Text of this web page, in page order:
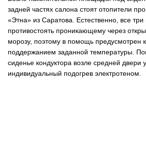
задней частях салона стоят отопители
«Этна» из Саратова. Естественно, все три
противостоять проникающему через
морозу, поэтому в помощь предусмотрен
поддержанием заданной температуры.
сиденье кондуктора возле средней двери
индивидуальный подогрев электротеном.